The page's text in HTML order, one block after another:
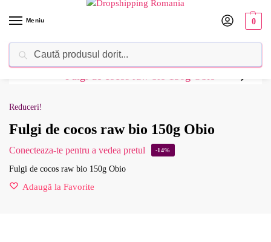
Meniu 0
Dropshipping Romania⚡ Furnizorul tău de produse
Reduceri!
Fulgi de cocos raw bio 150g Obio
Conecteaza-te pentru a vedea pretul -14%
Fulgi de cocos raw bio 150g Obio
Adaugă la Favorite